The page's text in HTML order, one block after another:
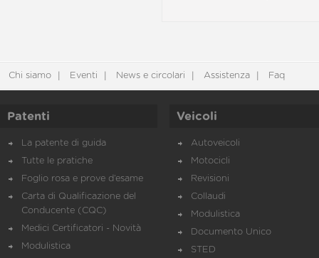
Chi siamo Eventi News e circolari Assistenza Faq
Patenti
La patente di guida
Tutte le pratiche
Foglio rosa e prove d’esame
Carta di Qualificazione del
Conducente (CQC)
Medici Certificatori - Novità
Modulistica
Veicoli
Autoveicoli
Motocicli
Revisioni
Collaudi
Modulistica
Documento Unico
STED